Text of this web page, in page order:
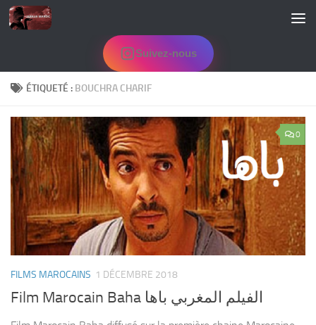
Skip to content
Suivez-nous
ÉTIQUETÉ : BOUCHRA CHARIF
0
FILMS MAROCAINS 1 DÉCEMBRE 2018
Film Marocain Baha الفيلم المغربي باها